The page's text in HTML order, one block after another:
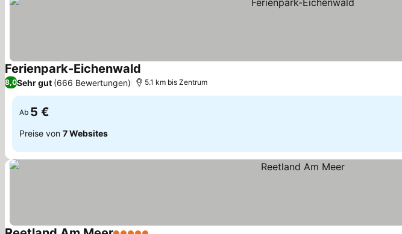
Ferienpark-EichenwaldPreise sehen
8,0Sehr gut (666 Bewertungen) 5.1 km bis Zentrum
Ab 5 €
Preise von 7 Websites